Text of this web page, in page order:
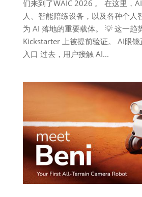
们来到了WAIC 2026 。 在这里，
人、智能陪练设备，以及各种个人
为 AI 落地的重要载体。 💡 这一趋
Kickstarter 上被提前验证。 AI眼
入口 过去，用户接触 AI...